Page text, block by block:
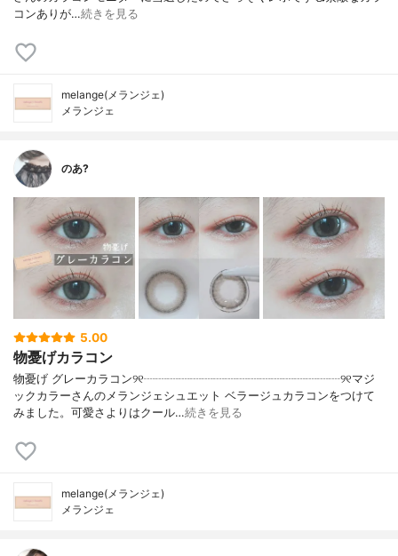
コンありが…続きを見る
melange(メランジェ)
メランジェ
のあ?
5.00
物憂げカラコン
物憂げ グレーカラコン୨୧┈┈┈┈┈┈┈┈┈┈┈┈┈┈┈┈┈୨୧マジ
ックカラーさんのメランジェシュエット ベラージュカラコンをつけて
みました。可愛さよりはクール…続きを見る
melange(メランジェ)
メランジェ